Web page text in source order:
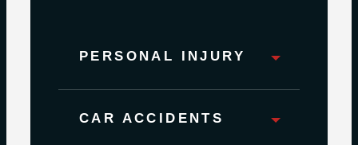
PERSONAL INJURY
CAR ACCIDENTS